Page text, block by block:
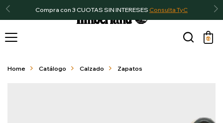
Compra con 3 CUOTAS SIN INTERESES Consulta TyC

Home Catálogo Calzado Zapatos